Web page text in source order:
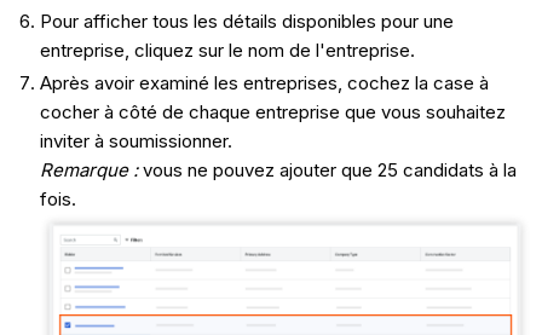
Pour afficher tous les détails disponibles pour une
entreprise, cliquez sur le nom de l'entreprise.
Après avoir examiné les entreprises, cochez la case à
cocher à côté de chaque entreprise que vous souhaitez
inviter à soumissionner.
Remarque :vous ne pouvez ajouter que 25 candidats à la
fois.